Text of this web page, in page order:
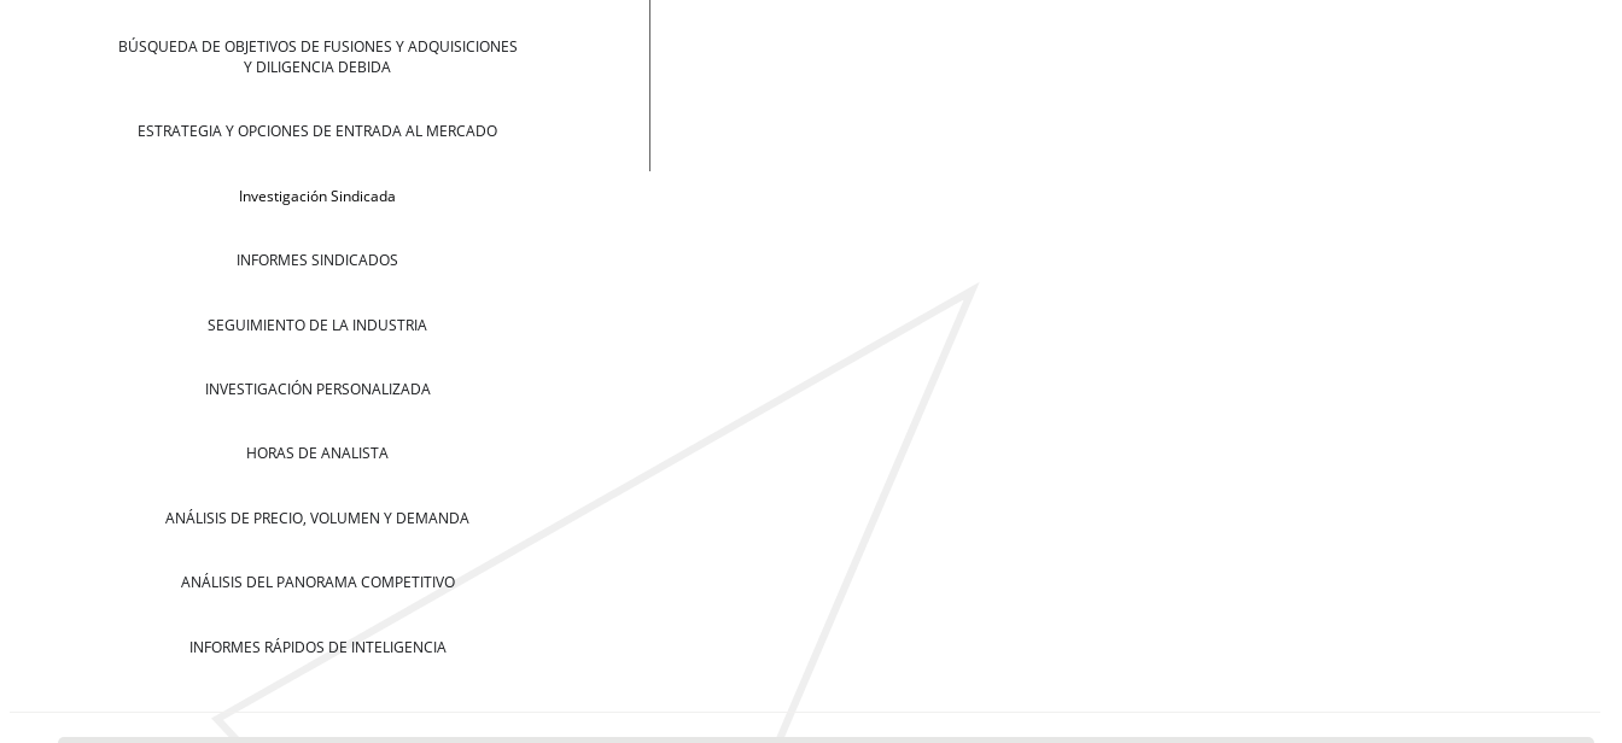
BÚSQUEDA DE OBJETIVOS DE FUSIONES Y ADQUISICIONES
Y DILIGENCIA DEBIDA
ESTRATEGIA Y OPCIONES DE ENTRADA AL MERCADO
Investigación Sindicada
INFORMES SINDICADOS
SEGUIMIENTO DE LA INDUSTRIA
INVESTIGACIÓN PERSONALIZADA
HORAS DE ANALISTA
ANÁLISIS DE PRECIO, VOLUMEN Y DEMANDA
ANÁLISIS DEL PANORAMA COMPETITIVO
INFORMES RÁPIDOS DE INTELIGENCIA